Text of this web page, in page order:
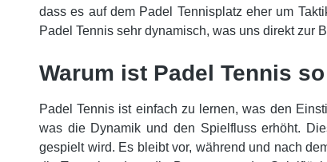
dass es auf dem Padel Tennisplatz eher um
Padel Tennis sehr dynamisch, was uns direkt zur
Warum ist Padel Tennis
Padel Tennis ist einfach zu lernen, was den
was die Dynamik und den Spielfluss erhöht.
gespielt wird. Es bleibt vor, während und nach